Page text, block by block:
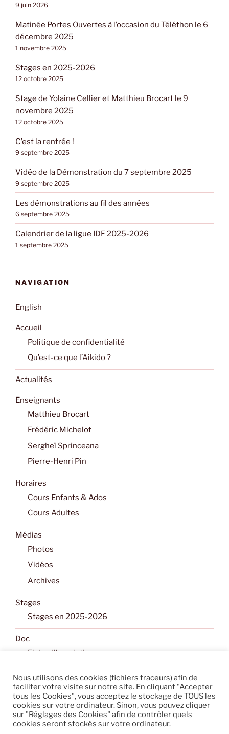
9 juin 2026
Matinée Portes Ouvertes à l’occasion du Téléthon le 6
décembre 2025
1 novembre 2025
Stages en 2025-2026
12 octobre 2025
Stage de Yolaine Cellier et Matthieu Brocart le 9
novembre 2025
12 octobre 2025
C’est la rentrée !
9 septembre 2025
Vidéo de la Démonstration du 7 septembre 2025
9 septembre 2025
Les démonstrations au fil des années
6 septembre 2025
Calendrier de la ligue IDF 2025-2026
1 septembre 2025
NAVIGATION
English
Accueil
Politique de confidentialité
Qu’est-ce que l’Aikido ?
Actualités
Enseignants
Matthieu Brocart
Frédéric Michelot
Sergheï Sprinceana
Pierre-Henri Pin
Horaires
Cours Enfants & Ados
Cours Adultes
Médias
Photos
Vidéos
Archives
Stages
Stages en 2025-2026
Doc
Fiche d’Inscription
Aïkido
Documents
Contact
Nous utilisons des cookies (fichiers traceurs) afin de
faciliter votre visite sur notre site. En cliquant "Accepter
tous les Cookies", vous acceptez le stockage de TOUS les
cookies sur votre ordinateur. Sinon, vous pouvez cliquer
sur "Réglages des Cookies" afin de contrôler quels
cookies seront stockés sur votre ordinateur.